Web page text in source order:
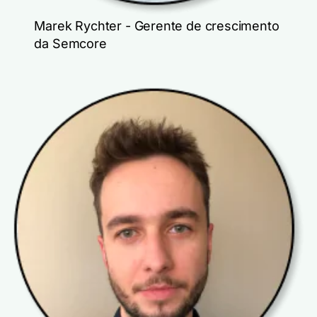
Marek Rychter - Gerente de crescimento
da Semcore